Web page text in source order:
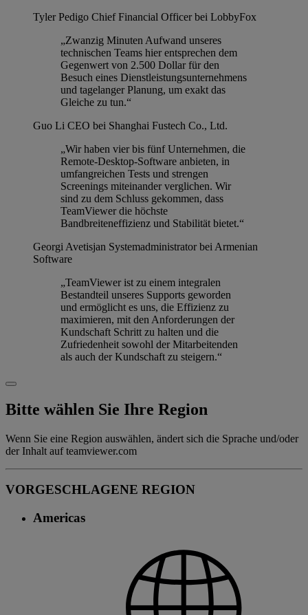
Tyler Pedigo Chief Financial Officer bei LobbyFox
„Zwanzig Minuten Aufwand unseres
technischen Teams hier entsprechen dem
Gegenwert von 2.500 Dollar für den
Besuch eines Dienstleistungsunternehmens
und tagelanger Planung, um exakt das
Gleiche zu tun.“
Guo Li CEO bei Shanghai Fustech Co., Ltd.
„Wir haben vier bis fünf Unternehmen, die
Remote-Desktop-Software anbieten, in
umfangreichen Tests und strengen
Screenings miteinander verglichen. Wir
sind zu dem Schluss gekommen, dass
TeamViewer die höchste
Bandbreiteneffizienz und Stabilität bietet.“
Georgi Avetisjan Systemadministrator bei Armenian
Software
„TeamViewer ist zu einem integralen
Bestandteil unseres Supports geworden
und ermöglicht es uns, die Effizienz zu
maximieren, mit den Anforderungen der
Kundschaft Schritt zu halten und die
Zufriedenheit sowohl der Mitarbeitenden
als auch der Kundschaft zu steigern.“
Bitte wählen Sie Ihre Region
Wenn Sie eine Region auswählen, ändert sich die Sprache und/oder
der Inhalt auf teamviewer.com
VORGESCHLAGENE REGION
Americas